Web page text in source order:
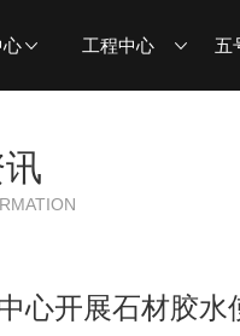
心 工程中心 五
心开展石材胶水